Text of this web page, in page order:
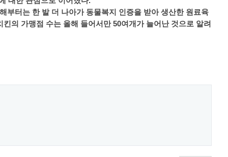
부터는 한 발 더 나아가 동물복지 인증을 받아 생산한 원료육
의 가맹점 수는 올해 들어서만 50여개가 늘어난 것으로 알려